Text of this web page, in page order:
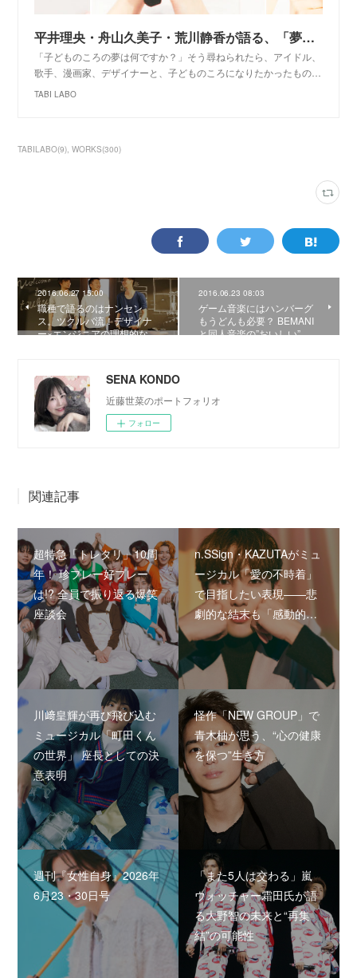
平井理央・舟山久美子・荒川静香が語る、「夢を見ること」の大切さ
「子どものころの夢は何ですか？」そう尋ねられたら、アイドル、
歌手、漫画家、デザイナーと、子どものころになりたかったもの…
TABI LABO
TABILABO(9) WORKS(300)
2016.06.27 15:00
職種で語るのはナンセン
ス。ツクルバ流！デザイナ
ー×エンジニアの理想的な…
2016.06.23 08:03
ゲーム音楽にはハンバーグ
もうどんも必要？ BEMANI
と同人音楽の”おいしい”…
SENA KONDO
近藤世菜のポートフォリオ
フォロー
関連記事
超特急「トレタリ」10周
年！ 珍プレー好プレー
は!? 全員で振り返る爆笑
座談会
n.SSign・KAZUTAがミュ
ージカル「愛の不時着」
で目指したい表現――悲
劇的な結末も「感動的…
川﨑皇輝が再び飛び込む
ミュージカル「町田くん
の世界」 座長としての決
意表明
怪作「NEW GROUP」で
青木柚が思う、“心の健康
を保つ”生き方
週刊『女性自身』2026年
6月23・30日号
「また5人は交わる」嵐
ウォッチャー霜田氏が語
る大野智の未来と“再集
結”の可能性